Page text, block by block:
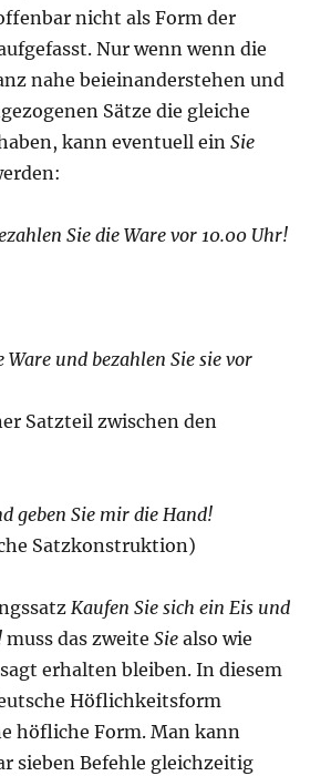
nicht als Form der
Nur wenn wenn die
nahe beieinanderstehen und
Sätze die gleiche
kann eventuell einSie
Sie die Ware vor 10.00 Uhr!
Ware und bezahlen Sie sie vor
Satzteil zwischen den
geben Sie mir die Hand!
Satzkonstruktion)
Kaufen Sie sich ein Eis und
muss das zweite Sie also wie
erhalten bleiben. In diesem
Höflichkeitsform
höfliche Form. Man kann
sieben Befehle gleichzeitig